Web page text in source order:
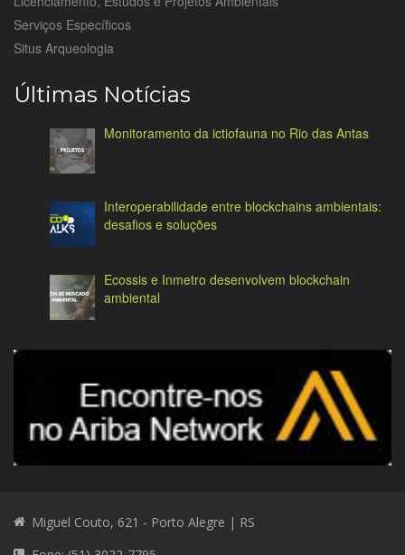
Serviços Específicos
Situs Arqueologia
Últimas Notícias
Monitoramento da ictiofauna no Rio das Antas
Interoperabilidade entre blockchains ambientais:
desafios e soluções
Ecossis e Inmetro desenvolvem blockchain
ambiental
Miguel Couto, 621 - Porto Alegre | RS